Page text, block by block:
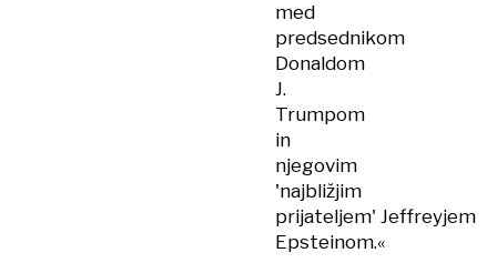
med
predsednikom
Donaldom
J.
Trumpom
in
njegovim
'najbližjim
prijateljem' Jeffreyjem
Epsteinom.«